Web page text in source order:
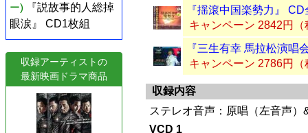
ー)
『説故事的人総掉
眼涙』 CD1枚組
収録アーティストの
最新映画ドラマ商品
『揺滾中国楽勢力』
キャンペーン 2842円（
『三生有幸 馬拉松演唱
キャンペーン 2786円（
収録内容
ステレオ音声：原唱（左音声
VCD 1